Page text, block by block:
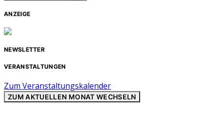
ANZEIGE
NEWSLETTER
VERANSTALTUNGEN
Zum Veranstaltungskalender
ZUM AKTUELLEN MONAT WECHSELN